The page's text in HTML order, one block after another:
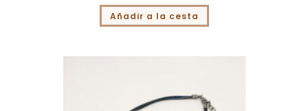
Añadir a la cesta